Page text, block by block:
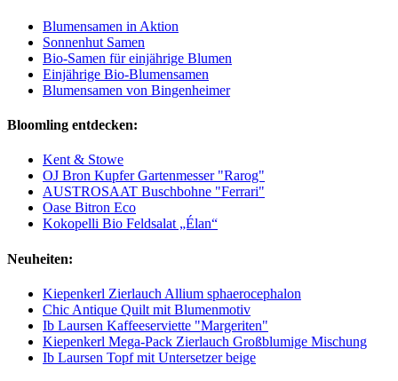
Blumensamen in Aktion
Sonnenhut Samen
Bio-Samen für einjährige Blumen
Einjährige Bio-Blumensamen
Blumensamen von Bingenheimer
Bloomling entdecken:
Kent & Stowe
OJ Bron Kupfer Gartenmesser "Rarog"
AUSTROSAAT Buschbohne "Ferrari"
Oase Bitron Eco
Kokopelli Bio Feldsalat „Élan“
Neuheiten:
Kiepenkerl Zierlauch Allium sphaerocephalon
Chic Antique Quilt mit Blumenmotiv
Ib Laursen Kaffeeserviette "Margeriten"
Kiepenkerl Mega-Pack Zierlauch Großblumige Mischung
Ib Laursen Topf mit Untersetzer beige